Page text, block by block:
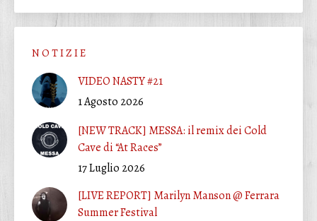
N O T I Z I E
VIDEO NASTY #21
1 Agosto 2026
[NEW TRACK] MESSA: il remix dei Cold
Cave di “At Races”
17 Luglio 2026
[LIVE REPORT] Marilyn Manson @ Ferrara
Summer Festival